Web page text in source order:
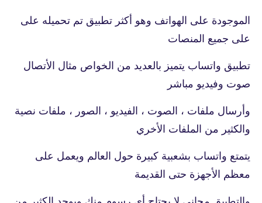
الموجودة على الهواتف وهو أكثر تطبيق تم تحميله على
على جميع المنصات
تطبيق واتساب يتميز بالعديد من الخواص مثال الأتصال
صوت وفيديو مباشر
وأرسال ملفات ، الصوت ، الفيديو ، الصور ، ملفات نصية
والكثير من الملفات الأخري
يتمتع واتساب بشعبية كبيرة حول العالم ويعمل على
معظم الأجهزة حتى القديمة